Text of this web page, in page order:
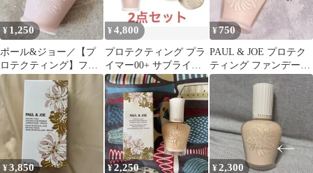
¥ 1,250
ポール&ジョー／【プ
ロテクティング】ファ
ンデーションプライマ
ー00 ミニ 下地
¥4,800
プロテクティング プラ
イマー00+ サブライム
クリームファンデーシ
ョン 101
¥750
PAUL & JOE プロテク
ティング ファンデーシ
ョン プライマー 01
¥3,850 ¥2,250 ¥2,300